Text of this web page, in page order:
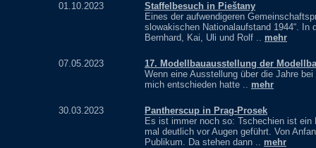
01.10.2023
Staffelbesuch in Pieštany
Eines der aufwendigeren
slowakischen Nationalaufstand 1944“. In
Bernhard, Kai, Uli und Rolf .. mehr
07.05.2023
17. Modellbauausstellung der
Wenn eine Ausstellung über die Jahre
mich entschieden hatte .. mehr
30.03.2023
Pantherscup in Prag-Prosek
Es ist immer noch so: Tschechien ist
mal deutlich vor Augen geführt. Von
Publikum. Da stehen dann .. mehr